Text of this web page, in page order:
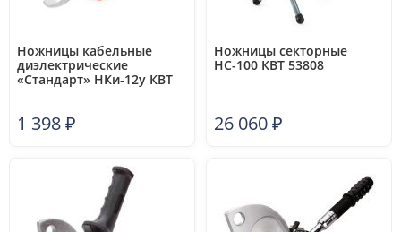
Ножницы кабельные
диэлектрические
«Стандарт» НКи-12у КВТ
1 398₽
Ножницы секторные
НС-100 КВТ 53808
26 060₽